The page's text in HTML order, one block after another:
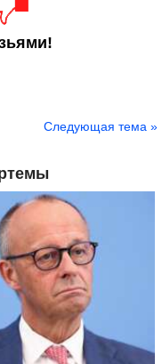
Следующая тема »